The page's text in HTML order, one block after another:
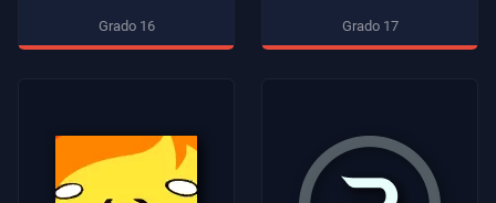
Grado 16 Grado 17